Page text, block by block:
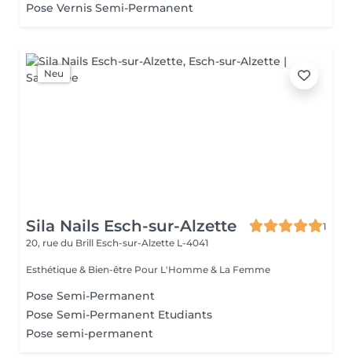
Pose Vernis Semi-Permanent
Neu
Sila Nails Esch-sur-Alzette
1
20, rue du Brill Esch-sur-Alzette L-4041
Esthétique & Bien-être Pour L'Homme & La Femme
Pose Semi-Permanent
Pose Semi-Permanent Etudiants
Pose semi-permanent